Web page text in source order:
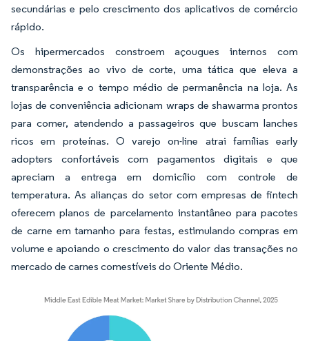
secundárias e pelo crescimento dos aplicativos de comércio
rápido.
Os hipermercados constroem açougues internos com
demonstrações ao vivo de corte, uma tática que eleva a
transparência e o tempo médio de permanência na loja. As
lojas de conveniência adicionam wraps de shawarma prontos
para comer, atendendo a passageiros que buscam lanches
ricos em proteínas. O varejo on-line atrai famílias early
adopters confortáveis com pagamentos digitais e que
apreciam a entrega em domicílio com controle de
temperatura. As alianças do setor com empresas de fintech
oferecem planos de parcelamento instantâneo para pacotes
de carne em tamanho para festas, estimulando compras em
volume e apoiando o crescimento do valor das transações no
mercado de carnes comestíveis do Oriente Médio.